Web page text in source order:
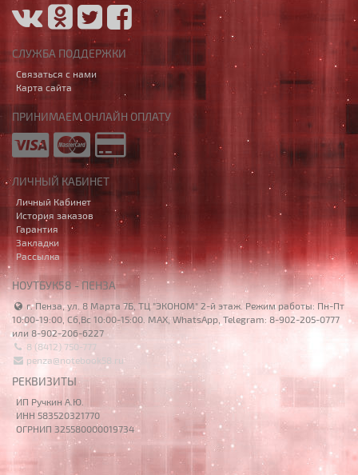
СЛУЖБА ПОДДЕРЖКИ
Связаться с нами
Карта сайта
ПРИНИМАЕМ ОНЛАЙН ОПЛАТУ
ЛИЧНЫЙ КАБИНЕТ
Личный Кабинет
История заказов
Гарантия
Закладки
Рассылка
НОУТБУК58 - ПЕНЗА
г. Пенза, ул. 8 Марта 7Б, ТЦ "ЭКОНОМ" 2-й этаж. Режим работы: Пн-Пт
10:00-19:00, Сб,Вс 10:00-15:00. MAX, WhatsApp, Telegram: 8-902-205-0777
или 8-902-206-6227
8 (8412) 750-777
penza@notebook58.ru
РЕКВИЗИТЫ
ИП Ручкин А.Ю.
ИНН 583520321770
ОГРНИП 325580000019734